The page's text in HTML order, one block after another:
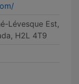
Lévesque Est,
H2L 4T9